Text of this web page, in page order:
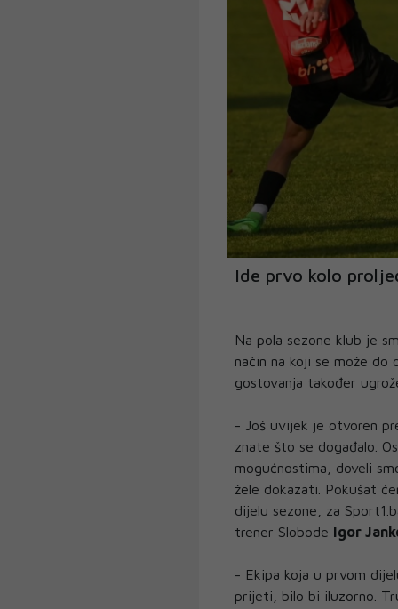
Ide prvo kolo
Na pola sezone klub je
način na koji se može do
gostovanja također
- Još uvijek je otvoren
znate što se događalo.
mogućnostima, doveli
žele dokazati. Pokušat
dijelu sezone, za
trener Slobode Igor
- Ekipa koja u prvom
prijeti, bilo bi iluzorno.